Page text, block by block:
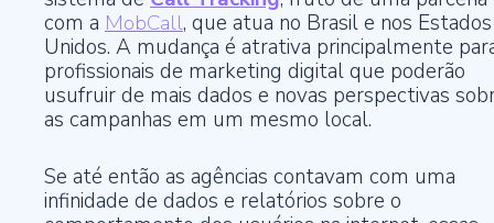
com a MobCall, que atua no Brasil e nos Estados
Unidos. A mudança é atrativa principalmente
profissionais de marketing digital que poderão
usufruir de mais dados e novas perspectivas
as campanhas em um mesmo local.
Se até então as agências contavam com uma
infinidade de dados e relatórios sobre o